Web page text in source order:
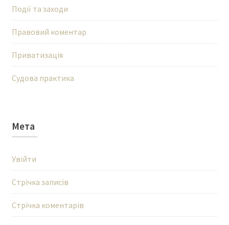
Події та заходи
Правовий коментар
Приватизація
Судова практика
Мета
Увійти
Стрічка записів
Стрічка коментарів